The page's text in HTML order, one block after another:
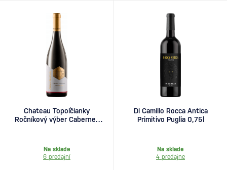
Chateau Topoľčianky
Ročníkový výber Cabernet
Na sklade
6 predajní
Di Camillo Rocca Antica
Primitivo Puglia 0,75l
Na sklade
4 predajne